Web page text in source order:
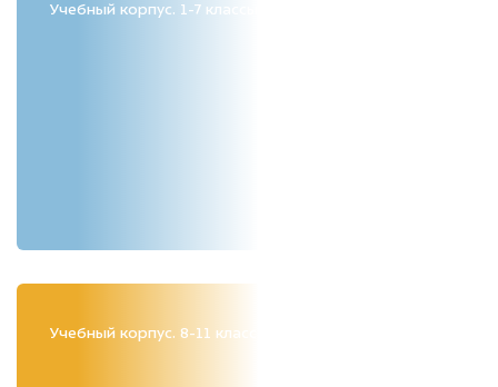
Учебный корпус. 1-7 классы
Учебный корпус. 8-11 классы